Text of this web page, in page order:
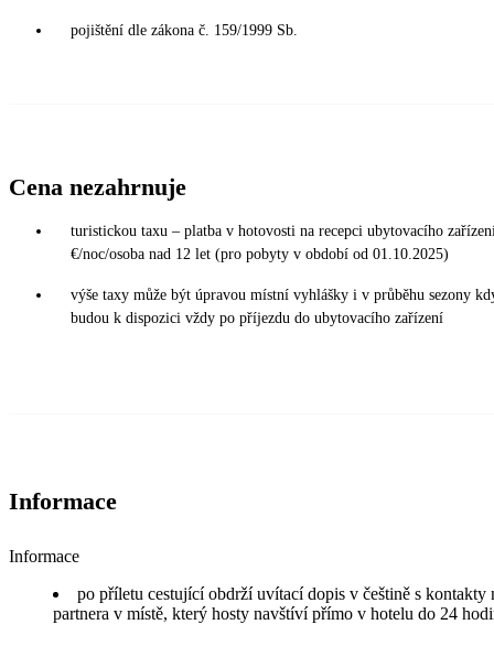
pojištění dle zákona č. 159/1999 Sb.
Cena nezahrnuje
turistickou taxu – platba v hotovosti na recepci ubytovacího
€/noc/osoba nad 12 let (pro pobyty v období od 01.10.2025)
výše taxy může být úpravou místní vyhlášky i v průběhu sezony
budou k dispozici vždy po příjezdu do ubytovacího zařízení
Informace
Informace
po příletu cestující obdrží uvítací dopis v češtině s kontakty
partnera v místě, který hosty navštíví přímo v hotelu do 24